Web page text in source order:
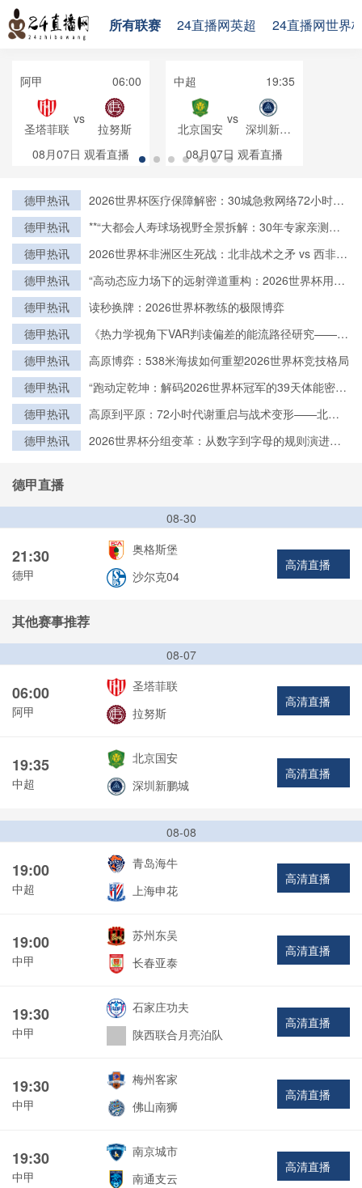
所有联赛 24直播网英超 24直播网世界
阿甲 06:00
圣塔菲联
vs
拉努斯
08月07日 观看直播
中超 19:35
北京国安
vs
深圳新鹏
城
08月07日 观看直播
德甲热讯
2026世界杯医疗保障解密：30城急救网络72小时全
德甲热讯
**“大都会人寿球场视野全景拆解：30年专家亲测的
德甲热讯
2026世界杯非洲区生死战：北非战术之矛 vs 西非力
德甲热讯
“高动态应力场下的远射弹道重构：2026世界杯用球
德甲热讯
读秒换牌：2026世界杯教练的极限博弈
德甲热讯
《热力学视角下VAR判读偏差的能流路径研究——基
德甲热讯
高原博弈：538米海拔如何重塑2026世界杯竞技格局
德甲热讯
“跑动定乾坤：解码2026世界杯冠军的39天体能密
德甲热讯
高原到平原：72小时代谢重启与战术变形——北美
德甲热讯
2026世界杯分组变革：从数字到字母的规则演进与
德甲直播
08-30
21:30
德甲
奥格斯堡
沙尔克04
高清直播
其他赛事推荐
08-07
06:00
阿甲
圣塔菲联
拉努斯
高清直播
19:35
中超
北京国安
深圳新鹏城
高清直播
08-08
19:00
中超
青岛海牛
上海申花
高清直播
19:00
中甲
苏州东吴
长春亚泰
高清直播
19:30
中甲
石家庄功夫
陕西联合月亮泊队
高清直播
19:30
中甲
梅州客家
佛山南狮
高清直播
19:30
中甲
南京城市
南通支云
高清直播